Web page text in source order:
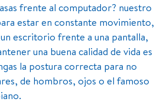
frente al computador? nuestro
estar en constante movimiento,
escritorio frente a una pantalla,
una buena calidad de vida es
la postura correcta para no
de hombros, ojos o el famoso